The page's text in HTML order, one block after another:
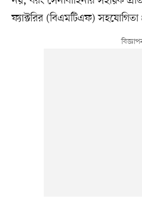
ফ্যাক্টরির (বিএমটিএফ) সহযোগিতা